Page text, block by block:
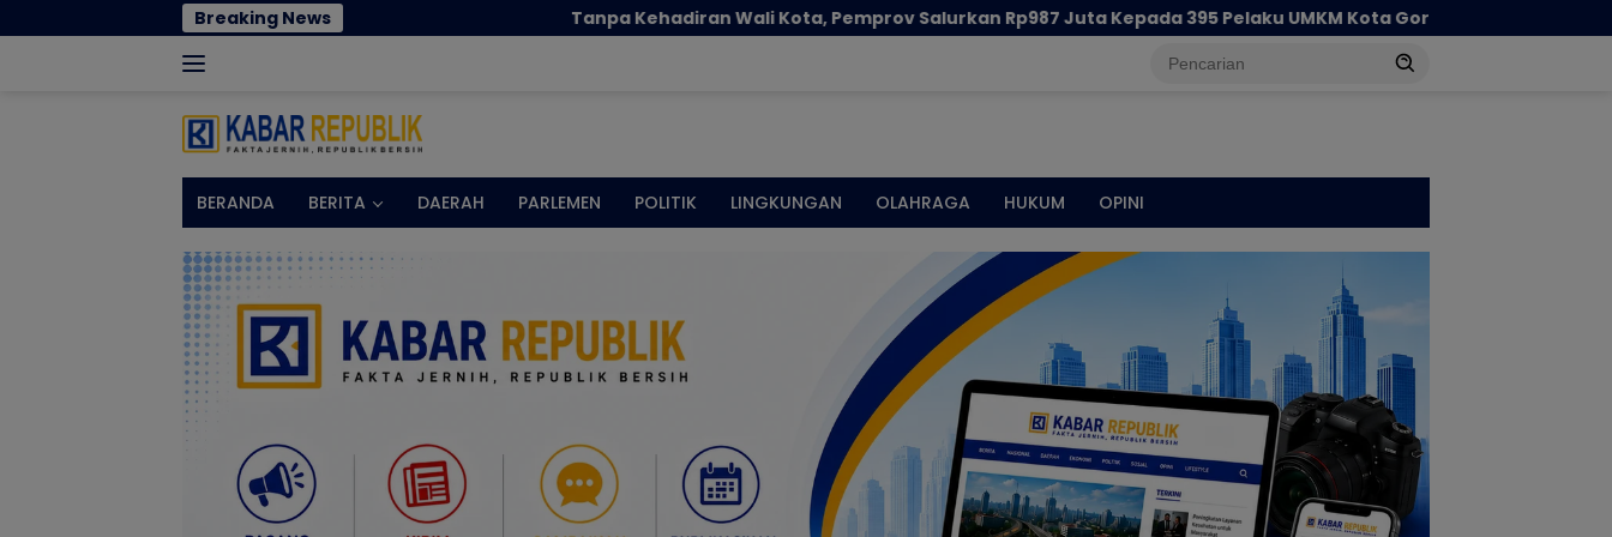
ke
Breaking News Tanpa Kehadiran Wali Kota, Pemprov Salurkan Rp987 Juta Kepada 395 Pelaku UMKM Kota Gorontalo
BERANDA BERITA DAERAH PARLEMEN POLITIK LINGKUNGAN OLAHRAGA HUKUM OPINI